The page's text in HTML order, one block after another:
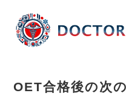
OET合格後の次